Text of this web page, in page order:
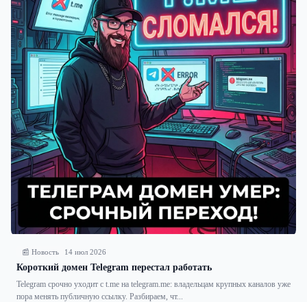
📰 Новость 14 июл 2026
Короткий домен Telegram перестал работать
Telegram срочно уходит с t.me на telegram.me: владельцам крупных каналов уже
пора менять публичную ссылку. Разбираем, чт...